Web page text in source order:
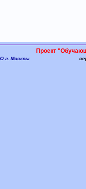
Проект
г. Москвы